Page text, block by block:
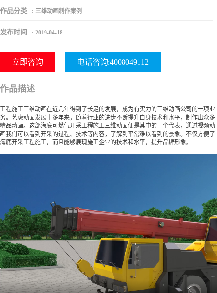
作品分类 : 三维动画制作案例
发布时间 : 2019-04-18
立即咨询 电话咨询:4008049112
作品描述
工程施工三维动画在近几年得到了长足的发展，成为有实力的三维动画公司的一项业
务。艺虎动画发展十多年来，随着行业的进步不断提升自身技术和水平，制作出众多
精品动画。这部海底可燃气开采工程施工三维动画便是其中的一个代表，通过视频动
画我们可以看到开采的过程、技术等内容，了解到平常难以看到的景象。不仅方便了
海底开采工程施工，而且能够展现施工企业的技术和水平，提升品牌形象。